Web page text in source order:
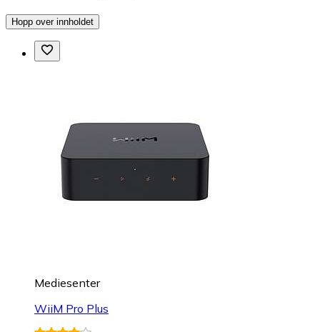
Hopp over innholdet
Mediesenter
WiiM Pro Plus